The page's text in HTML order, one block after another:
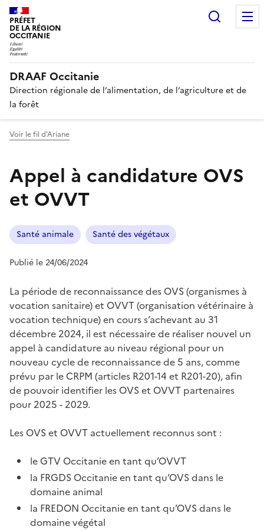
PRÉFET
DE LA RÉGION
OCCITANIE
DRAAF Occitanie
Direction régionale de l’alimentation, de l’agriculture et de
la forêt
Voir le fil d'Ariane
Appel à candidature OVS
et OVVT
Santé animale Santé des végétaux
Publié le 24/06/2024
La période de reconnaissance des OVS (organismes à
vocation sanitaire) et OVVT (organisation vétérinaire à
vocation technique) en cours s’achevant au 31
décembre 2024, il est nécessaire de réaliser nouvel un
appel à candidature au niveau régional pour un
nouveau cycle de reconnaissance de 5 ans, comme
prévu par le CRPM (articles R201-14 et R201-20), afin
de pouvoir identifier les OVS et OVVT partenaires
pour 2025 - 2029.
Les OVS et OVVT actuellement reconnus sont :
le GTV Occitanie en tant qu’OVVT
la FRGDS Occitanie en tant qu’OVS dans le
domaine animal
la FREDON Occitanie en tant qu’OVS dans le
domaine végétal